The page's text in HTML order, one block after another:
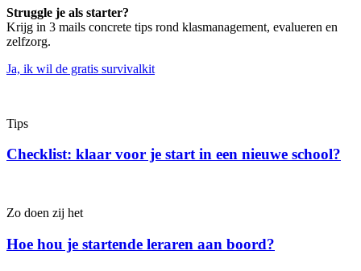
Struggle je als starter?
Krijg in 3 mails concrete tips rond klasmanagement, evalueren en
zelfzorg.
Ja, ik wil de gratis survivalkit
Tips
Checklist: klaar voor je start in een nieuwe school?
Zo doen zij het
Hoe hou je startende leraren aan boord?